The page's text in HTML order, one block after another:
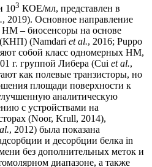
103 КОЕ/мл, представлен в
, 2019). Основное направление
– биосенсоры на основе
(Namdari et al., 2016; Puppo
собой класс одномерных НМ,
г. группой Либера (Cui et al.,
как полевые транзисторы, но
площади поверхности к
аналитическую
с устройствами на
(Noor, Krull, 2014),
, 2012) была показана
и десорбции белка in
без дополнительных меток и
диапазоне, а также